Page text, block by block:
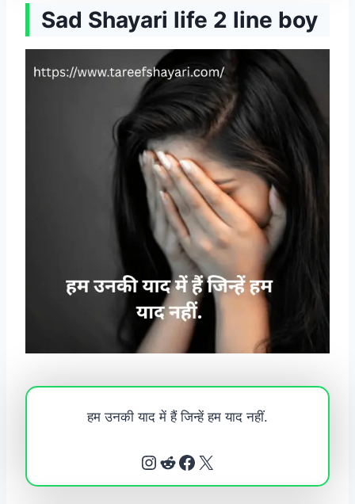
Sad Shayari life 2 line boy
हम उनकी याद में हैं जिन्हें हम याद नहीं.
Instagram Reddit Facebook X